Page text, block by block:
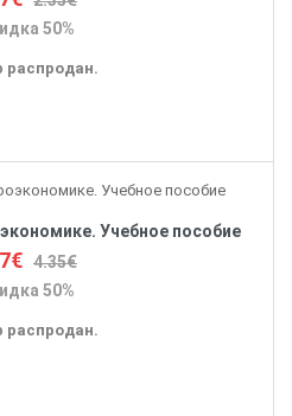
50%
распродан.
Учебное пособие
4.35€
50%
распродан.